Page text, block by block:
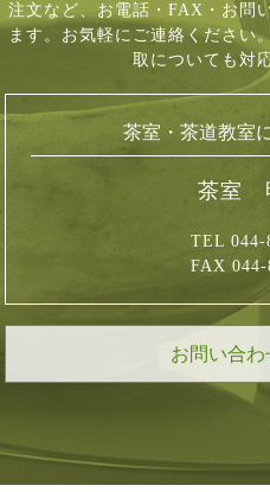
注文など、 お電話・FAX・お問
ます。お気軽にご連絡ください。
取についても対
茶室・茶道教室
茶室
TEL 044-
FAX 044-
お問い合わ